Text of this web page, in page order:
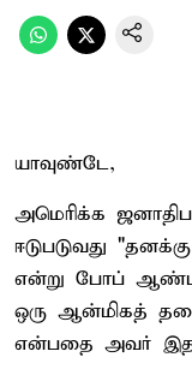
யாவுண்டே,
அமெரிக்க
ஈடுபடுவது
என்று போப்
ஒரு ஆன்மிகத்
என்பதை அவர் இதன்